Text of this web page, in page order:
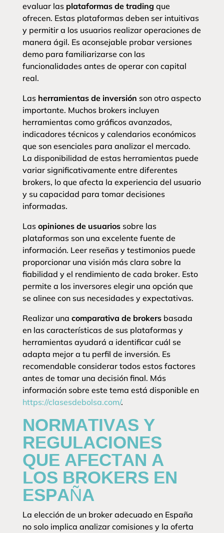
evaluar las plataformas de trading que
ofrecen. Estas plataformas deben ser intuitivas
y permitir a los usuarios realizar operaciones de
manera ágil. Es aconsejable probar versiones
demo para familiarizarse con las
funcionalidades antes de operar con capital
real.
Las herramientas de inversión son otro aspecto
importante. Muchos brokers incluyen
herramientas como gráficos avanzados,
indicadores técnicos y calendarios económicos
que son esenciales para analizar el mercado.
La disponibilidad de estas herramientas puede
variar significativamente entre diferentes
brokers, lo que afecta la experiencia del usuario
y su capacidad para tomar decisiones
informadas.
Las opiniones de usuariossobre las
plataformas son una excelente fuente de
información. Leer reseñas y testimonios puede
proporcionar una visión más clara sobre la
fiabilidad y el rendimiento de cada broker. Esto
permite a los inversores elegir una opción que
se alinee con sus necesidades y expectativas.
Realizar una comparativa de brokersbasada
en las características de sus plataformas y
herramientas ayudará a identificar cuál se
adapta mejor a tu perfil de inversión. Es
recomendable considerar todos estos factores
antes de tomar una decisión final. Más
información sobre este tema está disponible en
https://clasesdebolsa.com/.
NORMATIVAS Y
REGULACIONES
QUE AFECTAN A
LOS BROKERS EN
ESPAÑA
La elección de un broker adecuado en España
no solo implica analizar comisiones y la oferta